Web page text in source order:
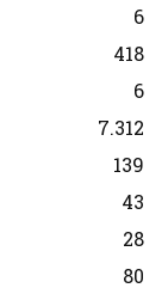
6
418
6
7.312
139
43
28
80